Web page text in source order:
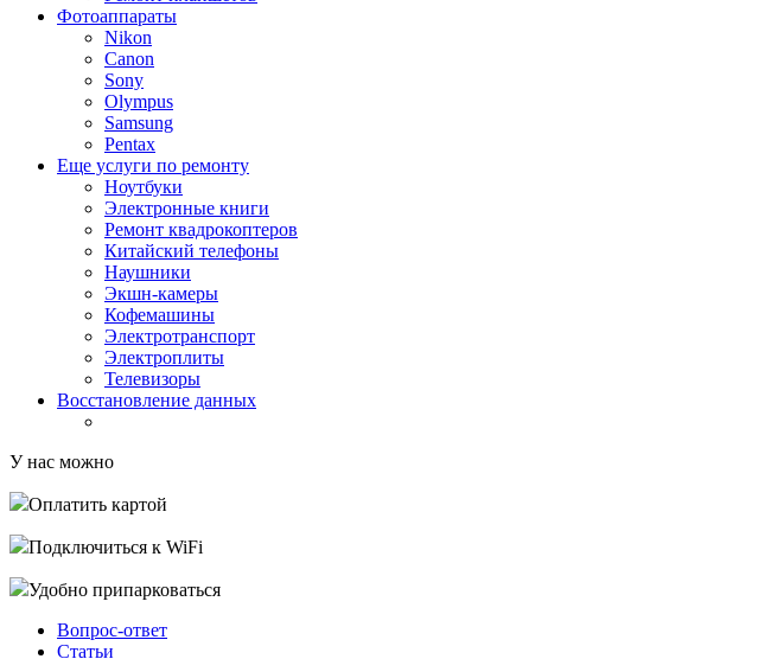
Фотоаппараты
Nikon
Canon
Sony
Olympus
Samsung
Pentax
Еще услуги по ремонту
Ноутбуки
Электронные книги
Ремонт квадрокоптеров
Китайский телефоны
Наушники
Экшн-камеры
Кофемашины
Электротранспорт
Электроплиты
Телевизоры
Восстановление данных
У нас можно
Оплатить картой
Подключиться к WiFi
Удобно припарковаться
Вопрос-ответ
Статьи